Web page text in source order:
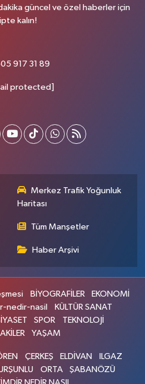
güncel ve özel haberler için
kalın!
917 31 89
protected]
Merkez Trafik Yoğunluk
Haritası
Tüm Manşetler
Haber Arşivi
BİYOGRAFİLER
EKONOMİ
nedir-nasil
KÜLTÜR SANAT
SPOR
TEKNOLOJİ
YAŞAM
ÇERKEŞ ELDİVAN
ILGAZ
ORTA
ŞABANÖZÜ